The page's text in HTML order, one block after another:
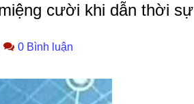
cười khi dẫn thời sự
0 Bình luận